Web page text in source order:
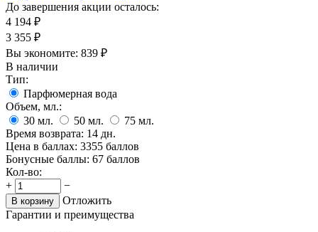
До завершения акции осталось:
4 194 ₽
3 355 ₽
Вы экономите: 839 ₽
В наличии
Тип:
Парфюмерная вода
Объем, мл.:
30 мл. 50 мл. 75 мл.
Время возврата: 14 дн.
Цена в баллах: 3355 баллов
Бонусные баллы: 67 баллов
Кол-во:
+
−
В корзину
Отложить
Гарантии и преимущества